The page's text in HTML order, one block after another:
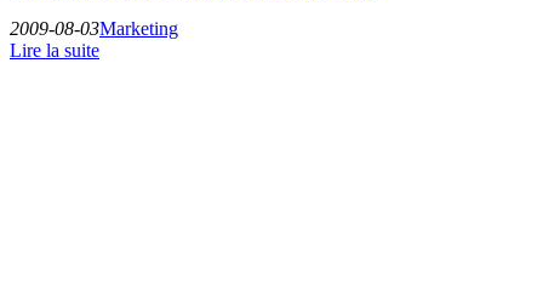
2009-08-03Marketing
Lire la suite